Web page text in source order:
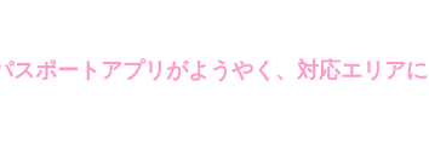
スポートアプリがようやく、対応エリアに